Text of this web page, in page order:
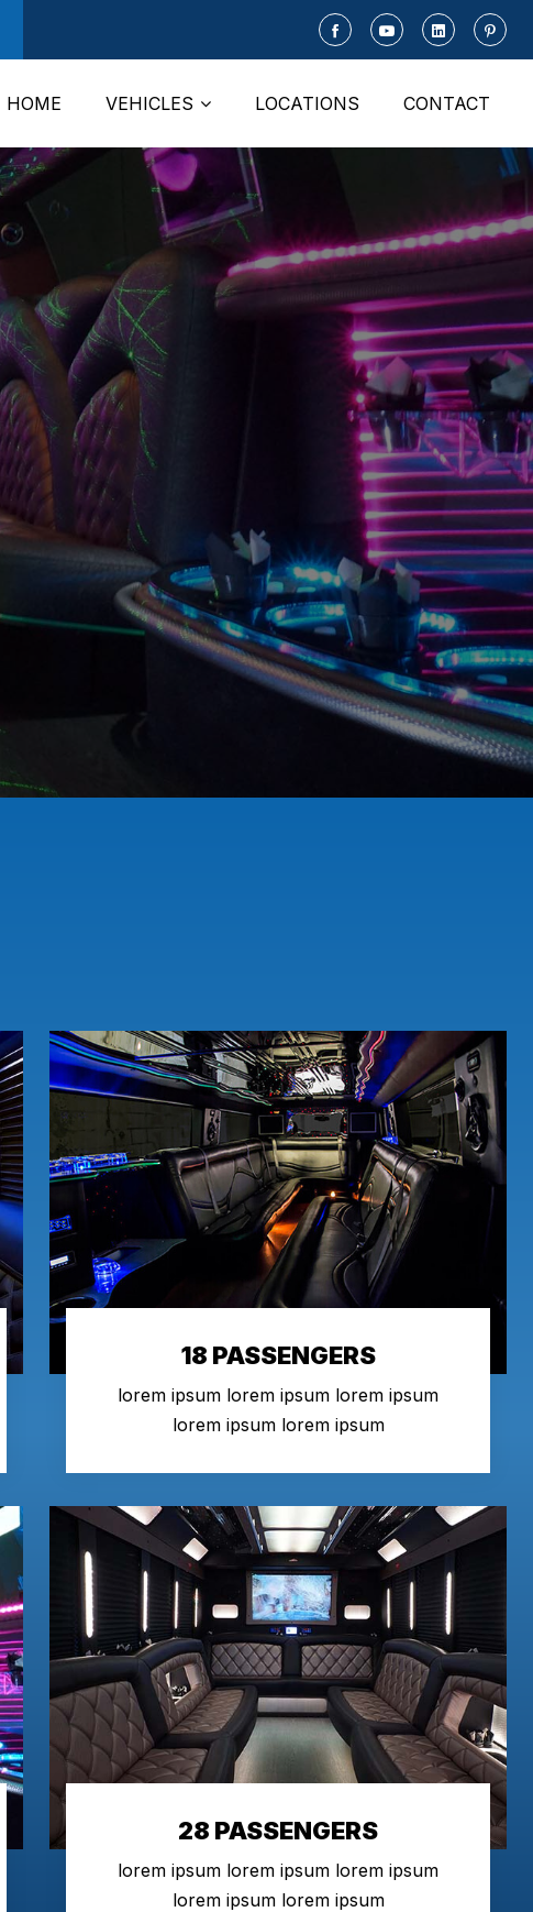
HOME VEHICLES LOCATIONS CONTACT
18 PASSENGERS
lorem ipsum lorem ipsum lorem ipsum
lorem ipsum lorem ipsum
28 PASSENGERS
lorem ipsum lorem ipsum lorem ipsum
lorem ipsum lorem ipsum